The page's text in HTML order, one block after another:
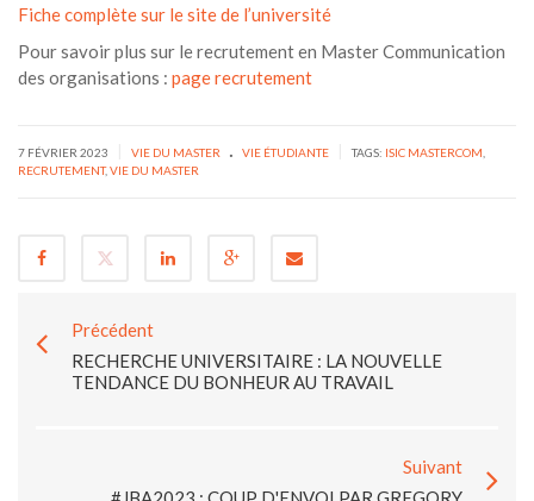
Fiche complète sur le site de l’université
Pour savoir plus sur le recrutement en Master Communication
des organisations : page recrutement
7 FÉVRIER 2023 VIE DU MASTER . VIE ÉTUDIANTE TAGS: ISIC MASTERCOM
RECRUTEMENT,VIE DU MASTER
Précédent
RECHERCHE UNIVERSITAIRE : LA NOUVELLE
TENDANCE DU BONHEUR AU TRAVAIL
Suivant